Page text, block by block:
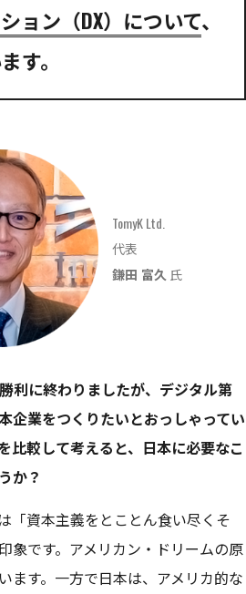
ョン（DX）について、
す。
TomyK Ltd.
代表
鎌田 富久 氏
利に終わりましたが、デジタル第
企業をつくりたいとおっしゃってい
比較して考えると、日本に必要なこ
か？
「資本主義をとことん食い尽くそ
象です。アメリカン・ドリームの原
ます。一方で日本は、アメリカ的な